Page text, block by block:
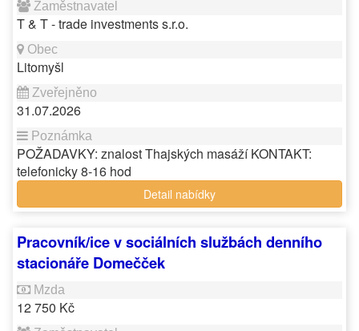
T & T - trade investments s.r.o.
Litomyšl
31.07.2026
POŽADAVKY: znalost Thajských masáží KONTAKT:
telefonicky 8-16 hod
Detail nabídky
Pracovník/ice v sociálních službách denního
stacionáře Domečček
12 750 Kč